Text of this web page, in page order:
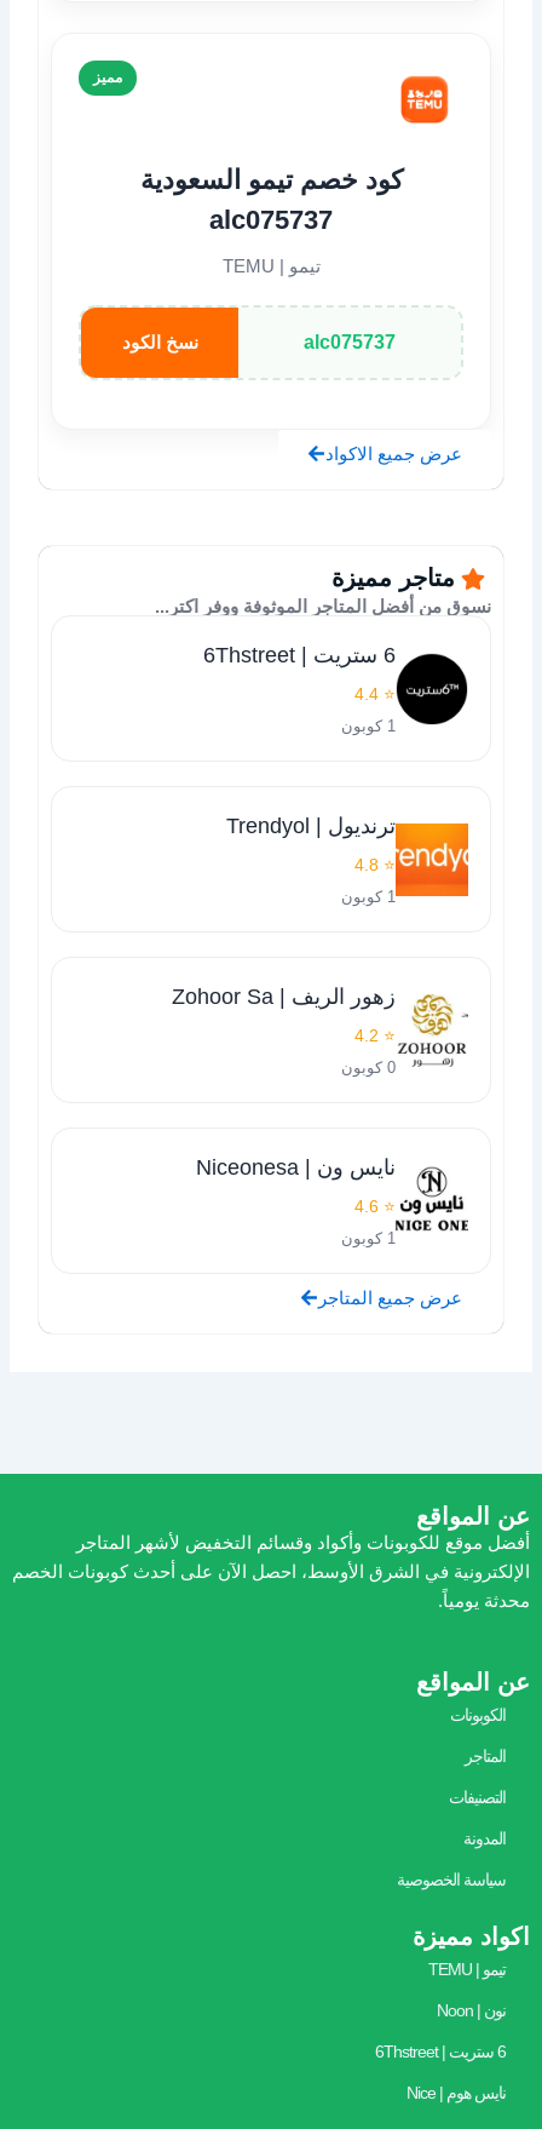
مميز
كود خصم تيمو السعودية
alc075737
تيمو | TEMU
alc075737 نسخ الكود
عرض جميع الاكواد
متاجر مميزة
نسوق من أفضل المتاجر الموثوفة ووفر اكتر...
6 ستريت | 6Thstreet
⭐ 4.4
1 كوبون
ترنديول | Trendyol
⭐ 4.8
1 كوبون
زهور الريف | Zohoor Sa
⭐ 4.2
0 كوبون
نايس ون | Niceonesa
⭐ 4.6
1 كوبون
عرض جميع المتاجر
عن المواقع
أفضل موقع للكوبونات وأكواد وقسائم التخفيض لأشهر المتاجر
الإلكترونية في الشرق الأوسط، احصل الآن على أحدث كوبونات الخصم
محدثة يومياً.
عن المواقع
الكوبونات
المتاجر
التصنيفات
المدونة
سياسة الخصوصية
اكواد مميزة
تيمو | TEMU
نون | Noon
6 ستريت | 6Thstreet
نايس هوم | Nice